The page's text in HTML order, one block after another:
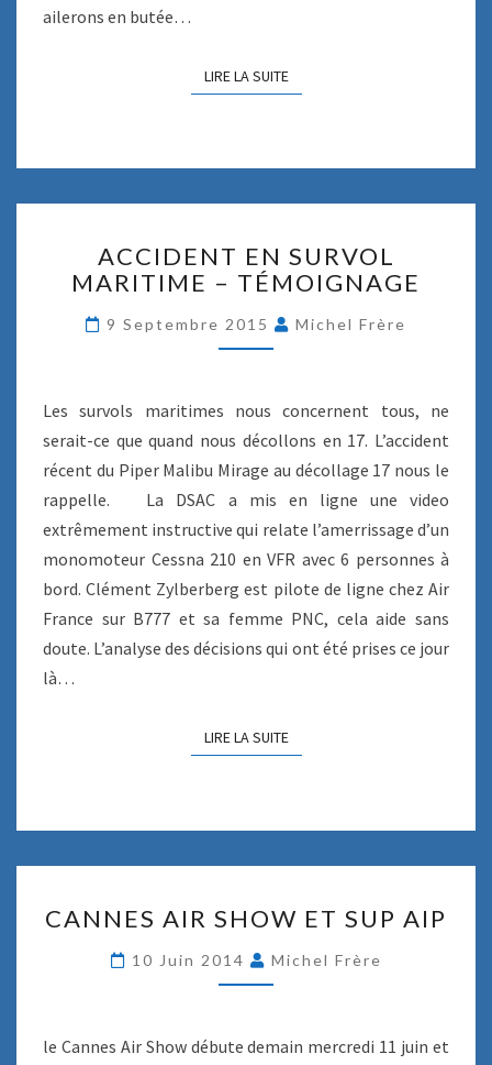
O
E
É
L
C
O
A
L
ailerons en butée…
LIRE LA SUITELIRE LA SUITE
C
C
D
E
T
E
N
S
U
R
O
L
M
A
I
É
O
G
N
E
ACCIDENT EN SURVOL
MARITIME – TÉMOIGNAGE
9 Septembre 2015 Michel Frère
Les survols maritimes nous concernent tous, ne
serait-ce que quand nous décollons en 17. L’accident
récent du Piper Malibu Mirage au décollage 17 nous le
rappelle. La DSAC a mis en ligne une video
extrêmement instructive qui relate l’amerrissage d’un
monomoteur Cessna 210 en VFR avec 6 personnes à
bord. Clément Zylberberg est pilote de ligne chez Air
France sur B777 et sa femme PNC, cela aide sans
doute. L’analyse des décisions qui ont été prises ce jour
là…
LIRE LA SUITELIRE LA SUITE
A
N
E
A
CANNES AIR SHOW ET SUP AIP
10 Juin 2014 Michel Frère
le Cannes Air Show débute demain mercredi 11 juin et